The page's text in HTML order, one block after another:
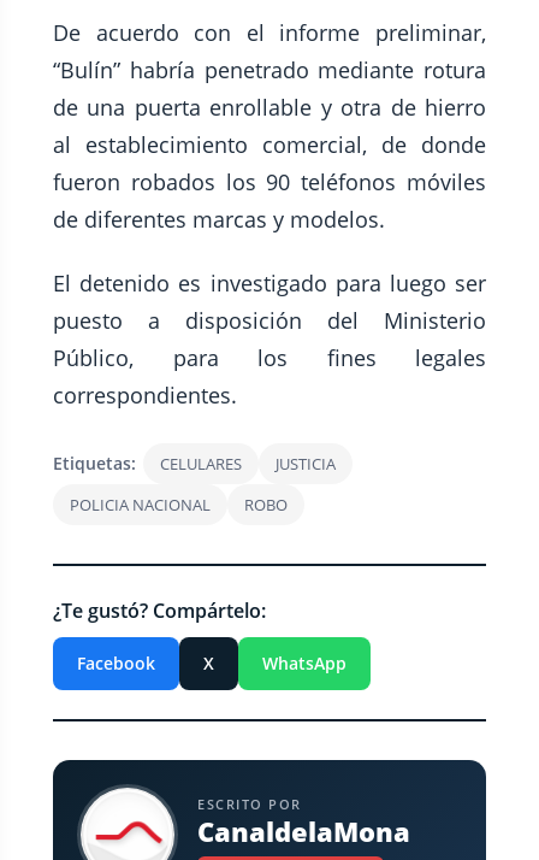
De acuerdo con el informe preliminar,
“Bulín” habría penetrado mediante rotura
de una puerta enrollable y otra de hierro
al establecimiento comercial, de donde
fueron robados los 90 teléfonos móviles
de diferentes marcas y modelos.
El detenido es investigado para luego ser
puesto a disposición del Ministerio
Público, para los fines legales
correspondientes.
Etiquetas: CELULARES
JUSTICIA
POLICIA NACIONAL
ROBO
¿Te gustó? Compártelo:
Facebook X WhatsApp
ESCRITO POR
CanaldelaMona